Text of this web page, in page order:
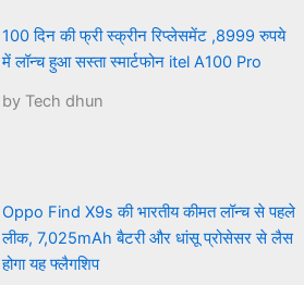
100 दिन की फ्री स्क्रीन रिप्लेसमेंट ,8999 रुपये
में लॉन्च हुआ सस्ता स्मार्टफोन itel A100 Pro
by Tech dhun
Oppo Find X9s की भारतीय कीमत लॉन्च से पहले
लीक, 7,025mAh बैटरी और धांसू प्रोसेसर से लैस
होगा यह फ्लैगशिप